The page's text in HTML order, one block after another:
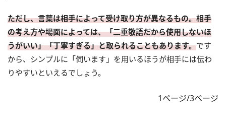
ただし、言葉は相手によって受け取り方が異なるもの。相手
の考え方や場面によっては、「二重敬語だから使用しないほ
うがいい」「丁寧すぎる」と取られることもあります。です
から、シンプルに「伺います」を用いるほうが相手には伝わ
りやすいといえるでしょう。
1ページ/3ページ